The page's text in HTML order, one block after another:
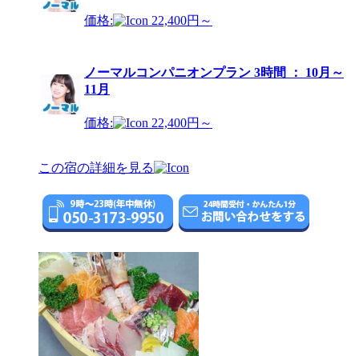
価格: 22,400円～
ノーマルコンパニオンプラン 3時間 ： 10月～
11月
価格: 22,400円～
この宿の詳細を見る